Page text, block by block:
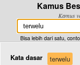
Kamus
Kamus
Bisa lebih dari satu,
Kata dasar
terwelu